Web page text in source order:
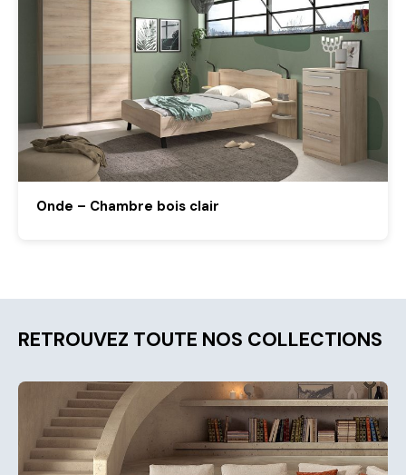
Onde – Chambre bois clair
RETROUVEZ TOUTE NOS COLLECTIONS